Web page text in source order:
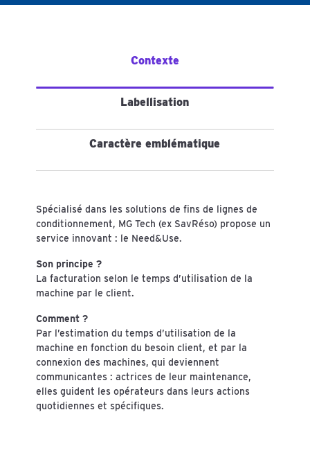
Contexte
Labellisation
Caractère emblématique
Spécialisé dans les solutions de fins de lignes de
conditionnement, MG Tech (ex SavRéso) propose un
service innovant : le Need&Use.
Son principe ?
La facturation selon le temps d’utilisation de la
machine par le client.
Comment ?
Par l’estimation du temps d’utilisation de la
machine en fonction du besoin client, et par la
connexion des machines, qui deviennent
communicantes : actrices de leur maintenance,
elles guident les opérateurs dans leurs actions
quotidiennes et spécifiques.